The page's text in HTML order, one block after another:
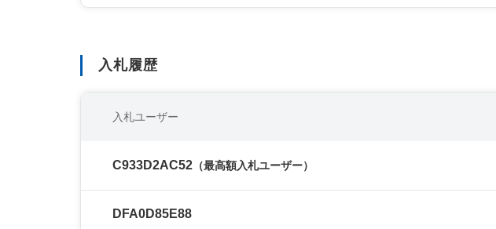
入札履歴
入札ユーザー
C933D2AC52 （最高額入札ユーザー）
DFA0D85E88